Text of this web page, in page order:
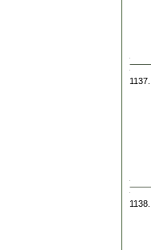
1137.
1138.